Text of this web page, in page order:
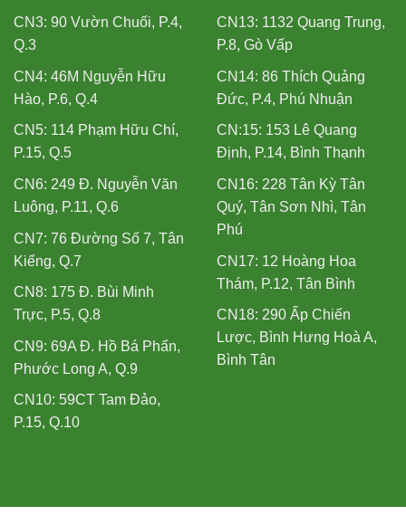
CN3: 90 Vườn Chuối, P.4,
Q.3
CN4: 46M Nguyễn Hữu
Hào, P.6, Q.4
CN5: 114 Phạm Hữu Chí,
P.15, Q.5
CN6: 249 Đ. Nguyễn Văn
Luông, P.11, Q.6
CN7: 76 Đường Số 7, Tân
Kiểng, Q.7
CN8: 175 Đ. Bùi Minh
Trực, P.5, Q.8
CN9: 69A Đ. Hồ Bá Phấn,
Phước Long A, Q.9
CN10: 59CT Tam Đảo,
P.15, Q.10
CN13: 1132 Quang Trung,
P.8, Gò Vấp
CN14: 86 Thích Quảng
Đức, P.4, Phú Nhuận
CN:15: 153 Lê Quang
Định, P.14, Bình Thạnh
CN16: 228 Tân Kỳ Tân
Quý, Tân Sơn Nhì, Tân
Phú
CN17: 12 Hoàng Hoa
Thám, P.12, Tân Bình
CN18: 290 Ấp Chiến
Lược, Bình Hưng Hoà A,
Bình Tân